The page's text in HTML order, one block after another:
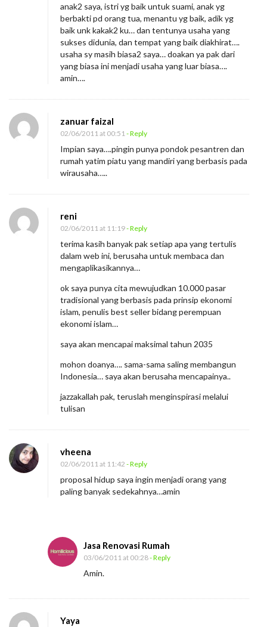
anak2 saya, istri yg baik untuk suami, anak yg
berbakti pd orang tua, menantu yg baik, adik yg
baik unk kakak2 ku… dan tentunya usaha yang
sukses didunia, dan tempat yang baik diakhirat….
usaha sy masih biasa2 saya… doakan ya pak dari
yang biasa ini menjadi usaha yang luar biasa….
amin….
zanuar faizal
02/06/2011 at 00:51 - Reply
Impian saya….pingin punya pondok pesantren dan
rumah yatim piatu yang mandiri yang berbasis pada
wirausaha…..
reni
02/06/2011 at 11:19- Reply
terima kasih banyak pak setiap apa yang tertulis
dalam web ini, berusaha untuk membaca dan
mengaplikasikannya…
ok saya punya cita mewujudkan 10.000 pasar
tradisional yang berbasis pada prinsip ekonomi
islam, penulis best seller bidang perempuan
ekonomi islam…
saya akan mencapai maksimal tahun 2035
mohon doanya…. sama-sama saling membangun
Indonesia… saya akan berusaha mencapainya..
jazzakallah pak, teruslah menginspirasi melalui
tulisan
vheena
02/06/2011 at 11:42 - Reply
proposal hidup saya ingin menjadi orang yang
paling banyak sedekahnya…amin
Jasa Renovasi Rumah
03/06/2011 at 00:28- Reply
Amin.
Yaya